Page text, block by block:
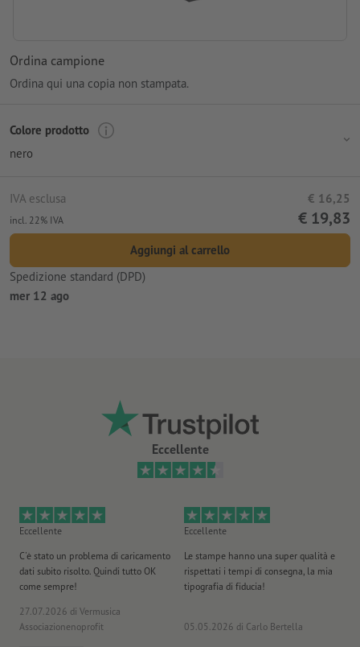
Ordina campione
Ordina qui una copia non stampata.
Colore prodotto
nero
IVA esclusa € 16,25
incl. 22% IVA € 19,83
Aggiungi al carrello
Spedizione standard (DPD)
mer 12 ago
Eccellente
Eccellente
C'è stato un problema di caricamento
dati subito risolto. Quindi tutto OK
come sempre!
27.07.2026 di Vermusica
Associazionenoprofit
Eccellente
Le stampe hanno una super qualità e
rispettati i tempi di consegna, la mia
tipografia di fiducia!
05.05.2026 di Carlo Bertella